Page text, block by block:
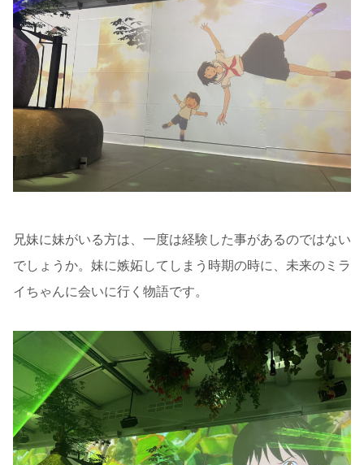
兄妹に妹がいる方は、一度は経験した事があるのではない
でしょうか。妹に嫉妬してしまう時期の時に、未来のミラ
イちゃんに会いに行く物語です。